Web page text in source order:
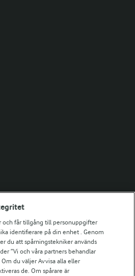
och får tillgång till personuppgifter
identifierare på din enhet . Genom
du att spårningstekniker används
”Vi och våra partners behandlar
du väljer Avvisa alla eller
de. Om spårare är